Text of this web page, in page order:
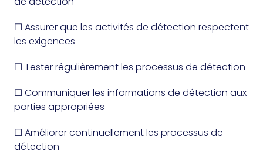
☐ Assurer que les activités de détection respectent
les exigences
☐ Tester régulièrement les processus de détection
☐ Communiquer les informations de détection aux
parties appropriées
☐ Améliorer continuellement les processus de
détection